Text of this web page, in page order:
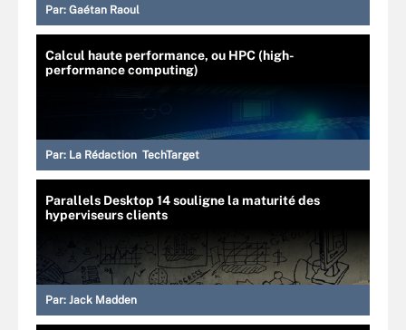
Par: Gaétan Raoul
Calcul haute performance, ou HPC (high-
performance computing)
Par: La Rédaction TechTarget
Parallels Desktop 14 souligne la maturité des
hyperviseurs clients
Par: Jack Madden